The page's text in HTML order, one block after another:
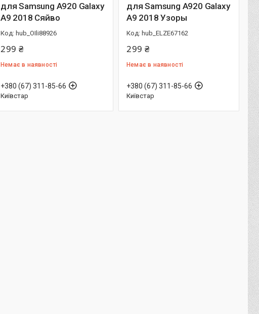
для Samsung A920 Galaxy
A9 2018 Сяйво
hub_OIli88926
299 ₴
Немає в наявності
+380 (67) 311-85-66
Київстар
для Samsung A920 Galaxy
A9 2018 Узоры
hub_ELZE67162
299 ₴
Немає в наявності
+380 (67) 311-85-66
Київстар